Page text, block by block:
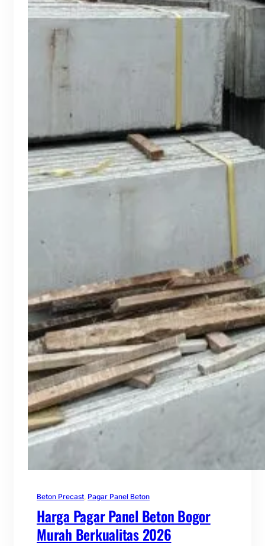
Beton Precast, Pagar Panel Beton
Harga Pagar Panel Beton Bogor
Murah Berkualitas 2026